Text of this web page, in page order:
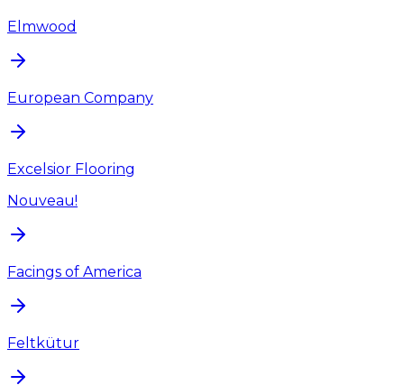
Elmwood
European Company
Excelsior Flooring
Nouveau!
Facings of America
Feltkütur